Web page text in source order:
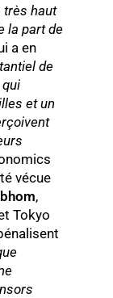
très haut
la part de
a en
de
et un
vécue
,
Tokyo